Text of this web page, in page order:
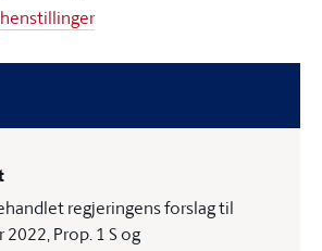
regjeringens forslag til
Prop. 1 S og